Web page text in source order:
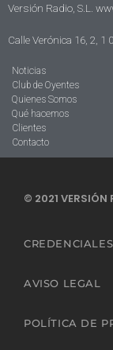
Versión Radio, S.L.
Calle Verónica 16, 2, 1
Noticias
Club de Oyentes
Quienes Somos
Qué hacemos
Clientes
Contacto
© 2021 VERSIÓN
CREDENCIALES
AVISO LEGAL
POLÍTICA DE